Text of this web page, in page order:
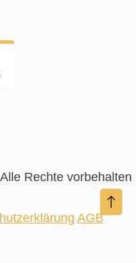
Rechte vorbehalten
AGB